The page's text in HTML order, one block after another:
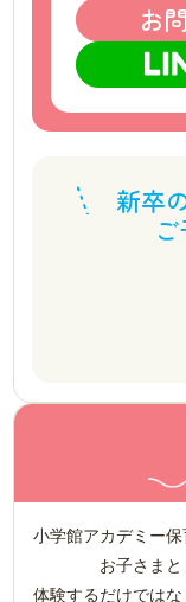
お
新卒
小学館アカデミー
お子さまと
体験するだけでは